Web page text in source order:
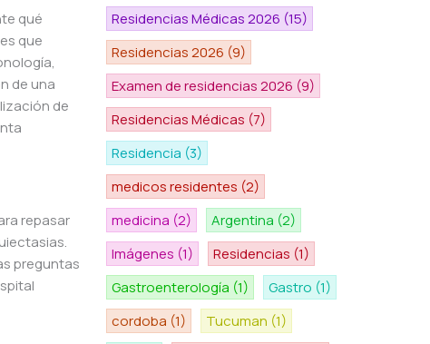
qué
que
de una
de
repasar
preguntas
Residencias Médicas 2026 (15)
Residencias 2026 (9)
Examen de residencias 2026 (9)
Residencias Médicas (7)
Residencia (3)
medicos residentes (2)
medicina (2) Argentina (2)
Imágenes (1) Residencias (1)
Gastroenterología (1) Gastro (1)
cordoba (1) Tucuman (1)